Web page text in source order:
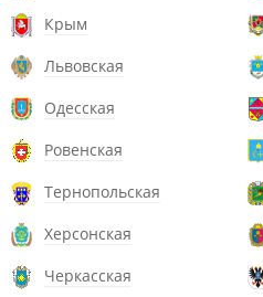
Крым
Львовская
Одесская
Ровенская
Тернопольская
Херсонская
Черкасская